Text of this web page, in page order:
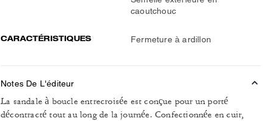
caoutchouc
CARACTÉRISTIQUES Fermeture à ardillon
Notes De L'éditeur
La sandale à boucle entrecroisée est conçue pour un porté
décontracté tout au long de la journée. Confectionnée en cuir,